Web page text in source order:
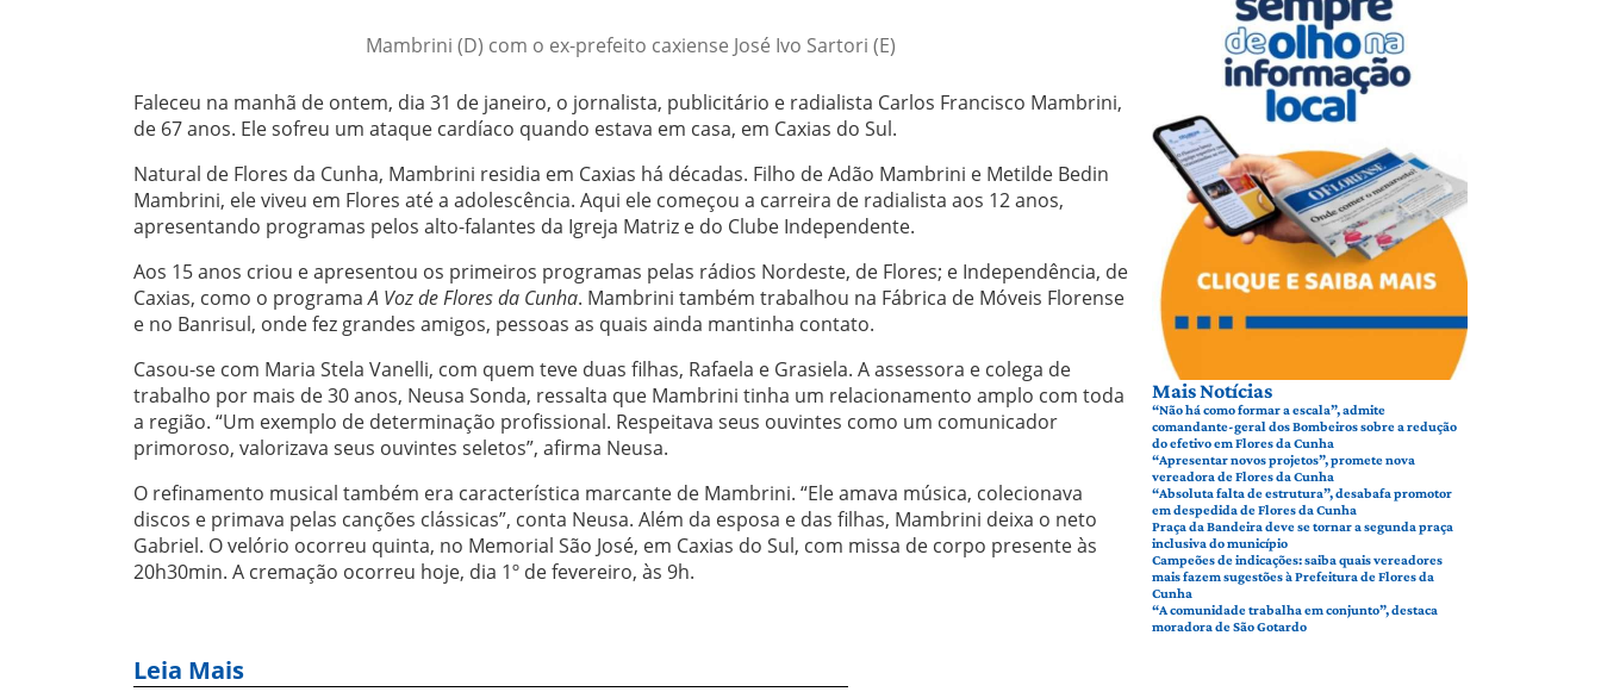
Mambrini (D) com o ex-prefeito caxiense José Ivo Sartori (E)
Faleceu na manhã de ontem, dia 31 de janeiro, o jornalista, publicitário e radialista Carlos Francisco Mambrini,
de 67 anos. Ele sofreu um ataque cardíaco quando estava em casa, em Caxias do Sul.
Natural de Flores da Cunha, Mambrini residia em Caxias há décadas. Filho de Adão Mambrini e Metilde Bedin
Mambrini, ele viveu em Flores até a adolescência. Aqui ele começou a carreira de radialista aos 12 anos,
apresentando programas pelos alto-falantes da Igreja Matriz e do Clube Independente.
Aos 15 anos criou e apresentou os primeiros programas pelas rádios Nordeste, de Flores; e Independência, de
Caxias, como o programaA Voz de Flores da Cunha. Mambrini também trabalhou na Fábrica de Móveis Florense
e no Banrisul, onde fez grandes amigos, pessoas as quais ainda mantinha contato.
Casou-se com Maria Stela Vanelli, com quem teve duas filhas, Rafaela e Grasiela. A assessora e colega de
trabalho por mais de 30 anos, Neusa Sonda, ressalta que Mambrini tinha um relacionamento amplo com toda
a região. “Um exemplo de determinação profissional. Respeitava seus ouvintes como um comunicador
primoroso, valorizava seus ouvintes seletos”, afirma Neusa.
O refinamento musical também era característica marcante de Mambrini. “Ele amava música, colecionava
discos e primava pelas canções clássicas”, conta Neusa. Além da esposa e das filhas, Mambrini deixa o neto
Gabriel. O velório ocorreu quinta, no Memorial São José, em Caxias do Sul, com missa de corpo presente às
20h30min. A cremação ocorreu hoje, dia 1º de fevereiro, às 9h.
Leia Mais
Mais Notícias
“Não há como formar a escala”, admite
comandante-geral dos Bombeiros sobre a redução
do efetivo em Flores da Cunha
“Apresentar novos projetos”, promete nova
vereadora de Flores da Cunha
“Absoluta falta de estrutura”, desabafa promotor
em despedida de Flores da Cunha
Praça da Bandeira deve se tornar a segunda praça
inclusiva do município
Campeões de indicações: saiba quais vereadores
mais fazem sugestões à Prefeitura de Flores da
Cunha
“A comunidade trabalha em conjunto”, destaca
moradora de São Gotardo